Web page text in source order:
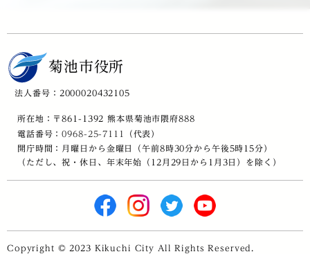
菊池市役所
法人番号：2000020432105
所在地：〒861-1392 熊本県菊池市隈府888
電話番号：0968-25-7111
（代表）
開庁時間：月曜日から金曜日（午前8時30分から午後5時15分）
（ただし、祝・休日、年末年始（12月29日から1月3日）を除く）
Copyright © 2023 Kikuchi City All Rights Reserved.